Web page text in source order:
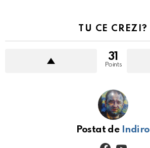
TU CE CREZI?
31
Points
Postat de Indiro